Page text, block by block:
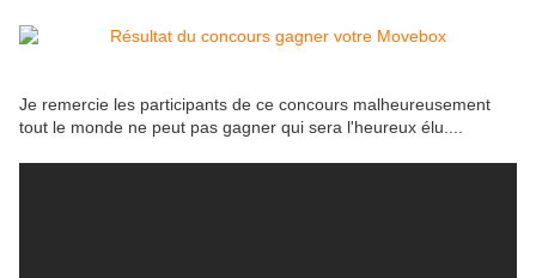
Je remercie les participants de ce concours malheureusement
tout le monde ne peut pas gagner qui sera l'heureux élu....